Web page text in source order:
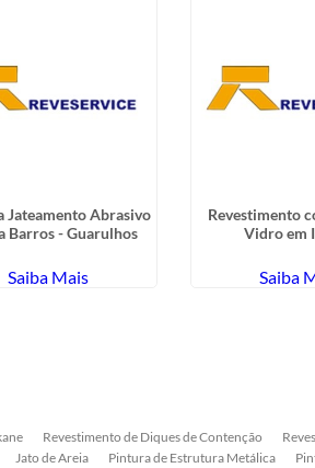
Jateamento Abrasivo
Barros - Guarulhos
Saiba Mais
Revestimento
Vidro em
Saiba
Revestimento de Diques de Contenção
Jato de Areia Pintura de Estrutura Metálica